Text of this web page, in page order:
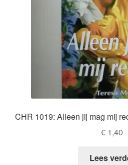
CHR 1019: Alleen jij mag mij
€ 1,40
Lees